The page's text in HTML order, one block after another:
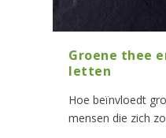
Groene thee
letten
Hoe beïnvloedt
mensen die zich